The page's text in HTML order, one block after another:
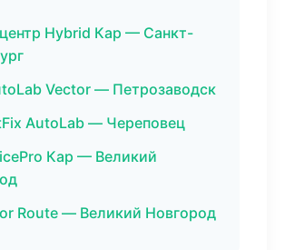
Hybrid Кар — Санкт-
Vector — Петрозаводск
AutoLab — Череповец
Кар — Великий
Route — Великий Новгород